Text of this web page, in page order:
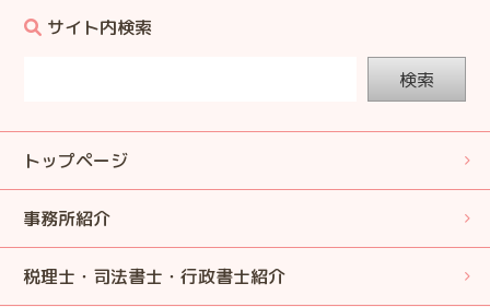
サイト内検索
検索
トップページ
事務所紹介
税理士・司法書士・行政書士紹介